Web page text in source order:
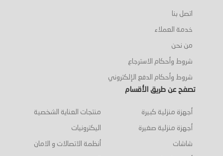
اتصل بنا
خدمة العملاء
من نحن
شروط وأحكام الاسترجاع
شروط وأحكام الدفع الإلكتروني
تصفح عن طريق الأقسام
أجهزة منزلية كبيرة
أجهزة منزلية صغيرة
شاشات
منتجات العناية الشخصية
اليكترونيات
أنظمة الاتصالات و الامان